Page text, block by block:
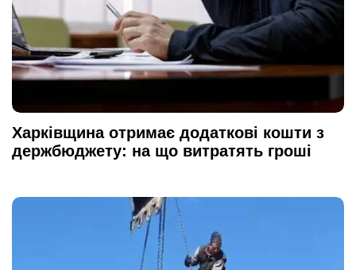
Харківщина отримає додаткові кошти з
держбюджету: на що витратять гроші